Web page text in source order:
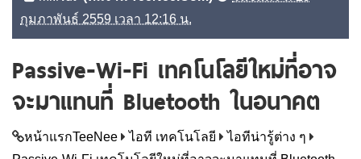
กุมภาพันธ์ 2559 เวลา 12:16 น.
Passive-Wi-Fi เทคโนโลยีใหม่ที่อาจ
จะมาแทนที่ Bluetooth ในอนาคต
หน้าแรกTeeNee ไอที เทคโนโลยี
ไอทีน่ารู้ต่าง ๆ